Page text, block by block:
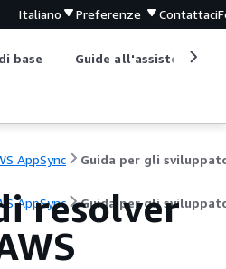
Italiano Preferenze Contattaci
base Guide all'assistenza
AppSync Guida per gli
AppSync Guida per gli
resolver